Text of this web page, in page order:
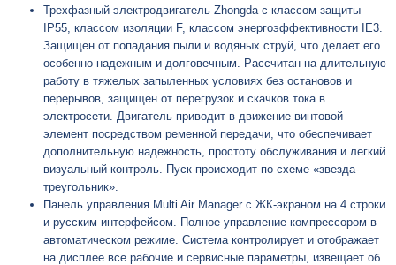
Трехфазный электродвигатель Zhongda с классом защиты
IP55, классом изоляции F, классом энергоэффективности IE3.
Защищен от попадания пыли и водяных струй, что делает его
особенно надежным и долговечным. Рассчитан на длительную
работу в тяжелых запыленных условиях без остановов и
перерывов, защищен от перегрузок и скачков тока в
электросети. Двигатель приводит в движение винтовой
элемент посредством ременной передачи, что обеспечивает
дополнительную надежность, простоту обслуживания и легкий
визуальный контроль. Пуск происходит по схеме «звезда-
треугольник».
Панель управления Multi Air Manager с ЖК-экраном на 4 строки
и русским интерфейсом. Полное управление компрессором в
автоматическом режиме. Система контролирует и отображает
на дисплее все рабочие и сервисные параметры, извещает об